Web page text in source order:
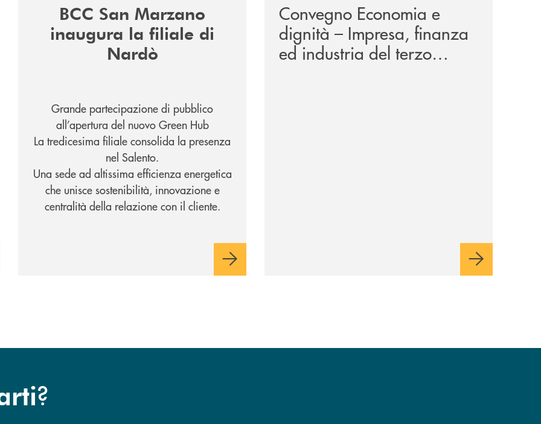
BCC San Marzano
inaugura la filiale di
Nardò
Grande partecipazione di pubblico
all’apertura del nuovo Green Hub
La tredicesima filiale consolida la presenza
nel Salento.
Una sede ad altissima efficienza energetica
che unisce sostenibilità, innovazione e
centralità della relazione con il cliente.
Convegno Economia e
dignità – Impresa, finanza
ed industria del terzo
?